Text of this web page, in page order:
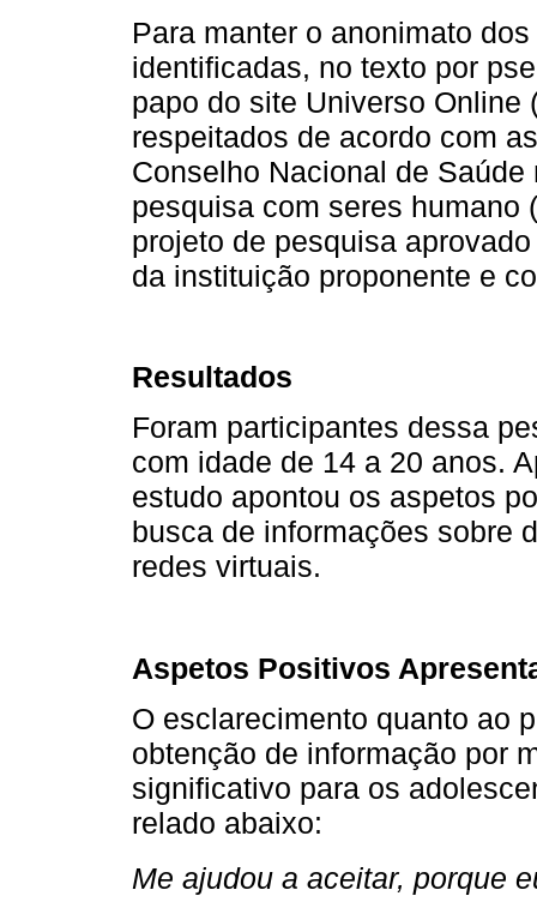
Para manter o anonimato
identificadas, no texto por
papo do site Universo Online
respeitados de acordo com
Conselho Nacional de
pesquisa com seres humano
projeto de pesquisa
da instituição proponente e
Resultados
Foram participantes dessa
com idade de 14 a 20 anos.
estudo apontou os aspetos
busca de informações sobre
redes virtuais.
Aspetos Positivos
O esclarecimento quanto ao
obtenção de informação por
significativo para os
relado abaixo:
Me ajudou a aceitar, porque